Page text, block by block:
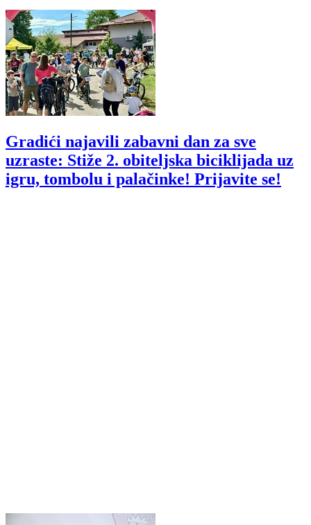
Gradići najavili zabavni dan za sve
uzraste: Stiže 2. obiteljska biciklijada uz
igru, tombolu i palačinke! Prijavite se!